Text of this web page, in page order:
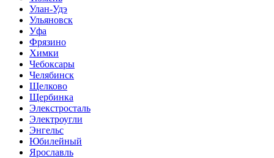
Улан-Удэ
Ульяновск
Уфа
Фрязино
Химки
Чебоксары
Челябинск
Щелково
Щербинка
Элекстросталь
Электроугли
Энгельс
Юбилейный
Ярославль